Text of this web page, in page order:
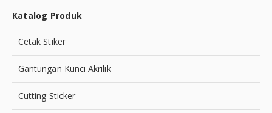
Katalog Produk
Cetak Stiker
Gantungan Kunci Akrilik
Cutting Sticker